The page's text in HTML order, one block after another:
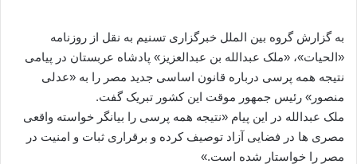
به گزارش گروه بین الملل خبرگزاری تسنیم به نقل از روزنامه
«الحیات»، «ملک عبدالله بن عبدالعزیز» پادشاه عربستان در پیامی
نتیجه همه پرسی درباره قانون اساسی جدید مصر را به «عدلی
منصور» رئیس جمهور موقت این کشور تبریک گفت.
ملک عبدالله در این پیام «نتیجه همه پرسی را بیانگر خواسته واقعی
مصری ها در فضایی آزاد توصیف کرده و برقراری ثبات و امنیت در
مصر را خواستار شده است.»